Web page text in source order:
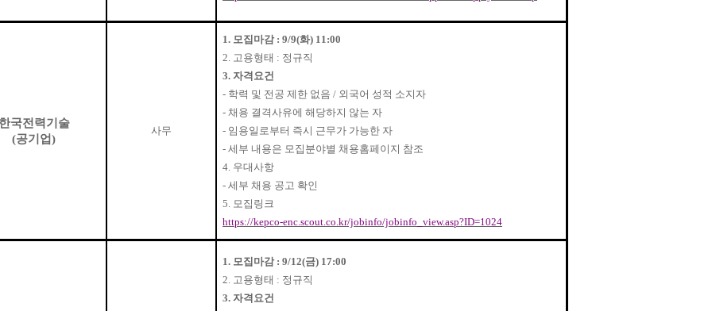
국전력기술
(공기업)
사무
1. 모집마감 : 9/9(화) 11:00
2. 고용형태 : 정규직
3. 자격요건
- 학력 및 전공 제한 없음 / 외국어 성적 소지자
- 채용 결격사유에 해당하지 않는 자
- 임용일로부터 즉시 근무가 가능한 자
- 세부 내용은 모집분야별 채용홈페이지 참조
4. 우대사항
- 세부 채용 공고 확인
5. 모집링크
https://kepco-enc.scout.co.kr/jobinfo/jobinfo_view.asp?ID=1024
1. 모집마감 : 9/12(금) 17:00
2. 고용형태 : 정규직
3. 자격요건